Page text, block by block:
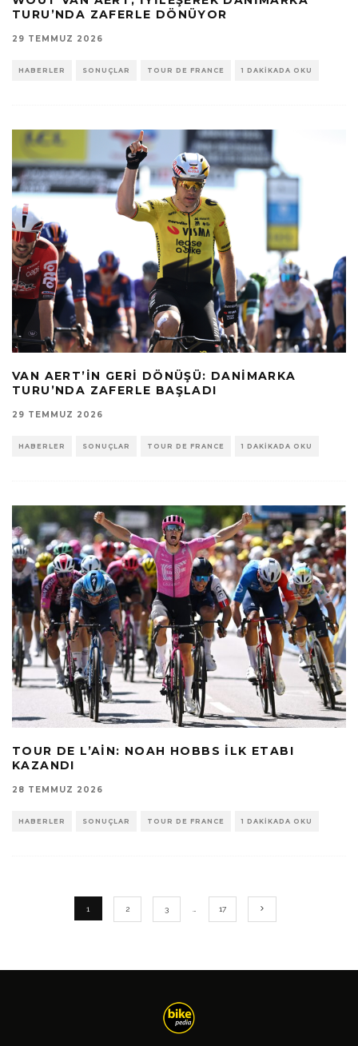
TURU’NDA ZAFERLE DÖNÜYOR
29 TEMMUZ 2026
HABERLER SONUÇLAR TOUR DE FRANCE 1 DAKIKADA OKU
VAN AERT’IN GERI DÖNÜŞÜ: DANIMARKA
TURU’NDA ZAFERLE BAŞLADI
29 TEMMUZ 2026
HABERLER SONUÇLAR TOUR DE FRANCE 1 DAKIKADA OKU
TOUR DE L’AIN: NOAH HOBBS İLK ETABI
KAZANDI
28 TEMMUZ 2026
HABERLER SONUÇLAR TOUR DE FRANCE 1 DAKIKADA OKU
1 2 3 … 17